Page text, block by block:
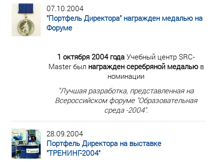
07.10.2004
"Портфель Директора" награжден медалью на
Форуме
1 октября 2004 года Учебный центр SRC-
Masterбыл награжден серебряной медальюв
номинации
"Лучшая разработка, представленная на
Всероссийском форуме "Образовательная
среда -2004".
28.09.2004
Портфель Директора на выставке
"ТРЕНИНГ-2004"